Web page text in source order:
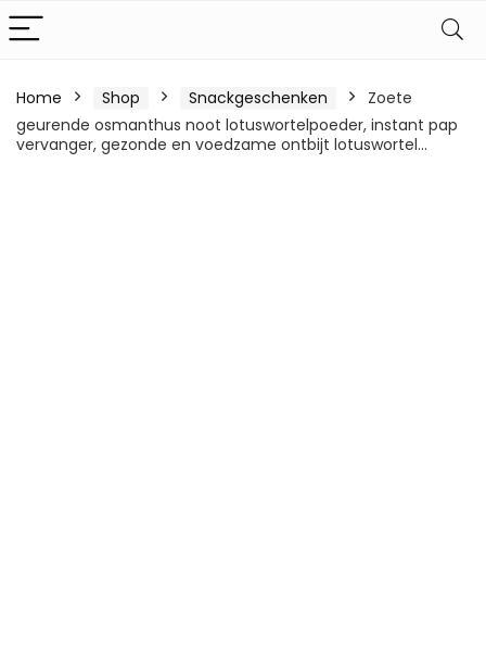
Home Shop Snackgeschenken
Zoete
geurende osmanthus noot lotuswortelpoeder, instant pap
vervanger, gezonde en voedzame ontbijt lotuswortel…